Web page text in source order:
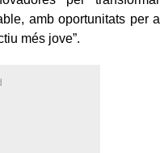
amb oportunitats per a
més jove”.